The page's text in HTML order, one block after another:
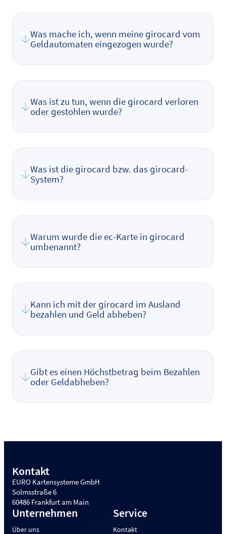
Was mache ich, wenn meine girocard vom
Geldautomaten eingezogen wurde?
Was ist zu tun, wenn die girocard verloren
oder gestohlen wurde?
Was ist die girocard bzw. das girocard-
System?
Warum wurde die ec-Karte in girocard
umbenannt?
Kann ich mit der girocard im Ausland
bezahlen und Geld abheben?
Gibt es einen Höchstbetrag beim Bezahlen
oder Geldabheben?
Kontakt
EURO Kartensysteme GmbH
Solmsstraße 6
60486 Frankfurt am Main
Unternehmen
Über uns
Service
Kontakt